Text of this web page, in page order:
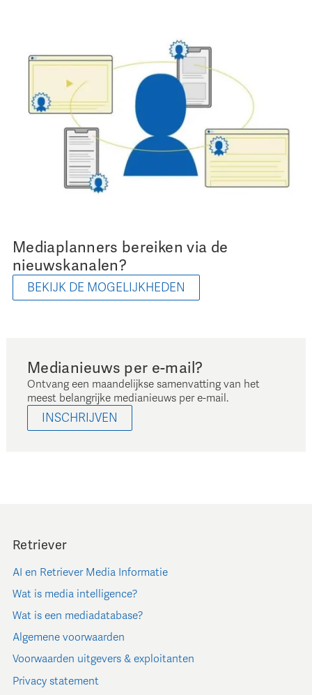
Mediaplanners bereiken via de
nieuwskanalen?
BEKIJK DE MOGELIJKHEDEN
Medianieuws per e-mail?
Ontvang een maandelijkse samenvatting van het
meest belangrijke medianieuws per e-mail.
INSCHRIJVEN
Retriever
AI en Retriever Media Informatie
Wat is media intelligence?
Wat is een mediadatabase?
Algemene voorwaarden
Voorwaarden uitgevers & exploitanten
Privacy statement